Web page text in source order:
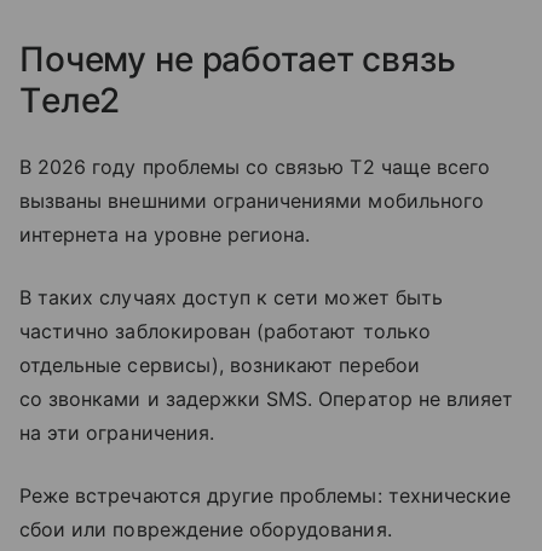
Почему не работает связь
Tеле2
В 2026 году проблемы со связью T2 чаще всего
вызваны внешними ограничениями мобильного
интернета на уровне региона.
В таких случаях доступ к сети может быть
частично заблокирован (работают только
отдельные сервисы), возникают перебои
со звонками и задержки SMS. Оператор не влияет
на эти ограничения.
Реже встречаются другие проблемы: технические
сбои или повреждение оборудования.